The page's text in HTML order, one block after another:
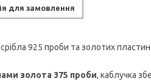
для замовлення
925 проби та золотих
золота 375 проби, каблучка